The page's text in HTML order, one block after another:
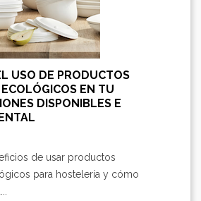
USO DE PRODUCTOS
EN TU
DISPONIBLES E
de usar productos
para hostelería y cómo